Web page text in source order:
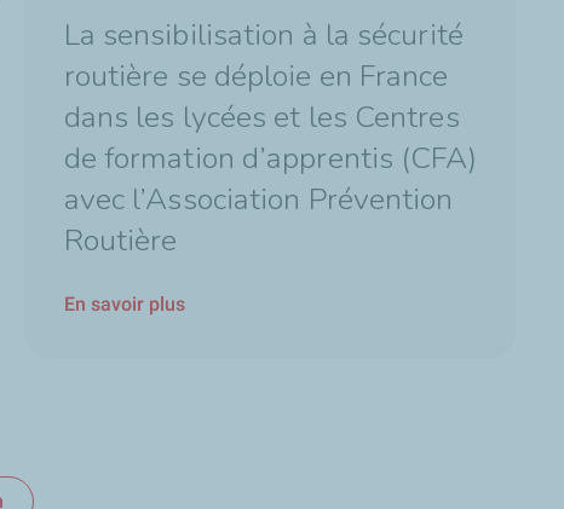
La sensibilisation à la sécurité
routière se déploie en France
dans les lycées et les Centres
de formation d’apprentis (CFA)
avec l’Association Prévention
Routière
En savoir plus